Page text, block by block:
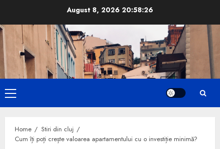
content
August 8, 202620:58:27
Primary
Menu
Home
Stiri din cluj
Cum îți poți crește valoarea apartamentului cu o investiție minimă?